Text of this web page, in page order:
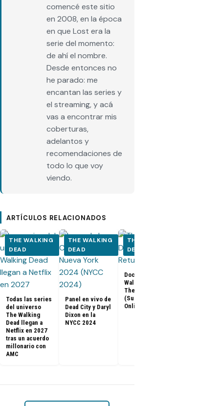
comencé este sitio
en 2008, en la época
en que Lost era la
serie del momento:
de ahí el nombre.
Desde entonces no
he parado: me
encantan las series y
el streaming, y acá
vas a encontrar mis
coberturas,
adelantos y
recomendaciones de
todo lo que voy
viendo.
ARTÍCULOS RELACIONADOS
THE WALKING
DEAD
Todas las series
del universo
The Walking
Dead llegan a
Netflix en 2027
tras un acuerdo
millonario con
AMC
THE WALKING
DEAD
Panel en vivo de
Dead City y Daryl
Dixon en la
NYCC 2024
THE WALKING
DEAD
Documental The
Walking Dead:
The Return
(Subtitulado
Online)